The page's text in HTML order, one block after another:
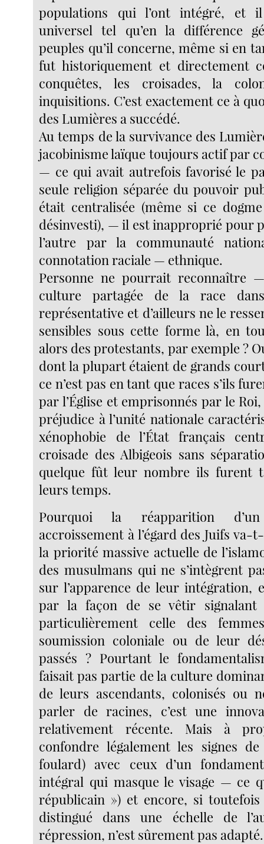
populations qui l’ont intégré, et
universel tel qu’en la différence
peuples qu’il concerne, même si en
fut historiquement et directement
conquêtes, les croisades, la
inquisitions. C’est exactement ce à
des Lumières a succédé.
Au temps de la survivance des
jacobinisme laïque toujours actif par
— ce qui avait autrefois favorisé le
seule religion séparée du pouvoir
était centralisée (même si ce
désinvesti), — il est inapproprié pour
l’autre par la communauté
connotation raciale — ethnique.
Personne ne pourrait reconnaître
culture partagée de la race
représentative et d’ailleurs ne le
sensibles sous cette forme là, en
alors des protestants, par exemple ?
dont la plupart étaient de grands
ce n’est pas en tant que races s’ils
par l’Église et emprisonnés par le
préjudice à l’unité nationale
xénophobie de l’État français
croisade des Albigeois sans
quelque fût leur nombre ils furent
leurs temps.
Pourquoi la réapparition
accroissement à l’égard des Juifs va-
la priorité massive actuelle de
des musulmans qui ne s’intègrent
sur l’apparence de leur intégration,
par la façon de se vêtir signalant
particulièrement celle des
soumission coloniale ou de leur
passés ? Pourtant le
faisait pas partie de la culture
de leurs ascendants, colonisés ou
parler de racines, c’est une
relativement récente. Mais à
confondre légalement les signes
foulard) avec ceux d’un
intégral qui masque le visage — ce
républicain ») et encore, si
distingué dans une échelle de
répression, n’est sûrement pas adapté.